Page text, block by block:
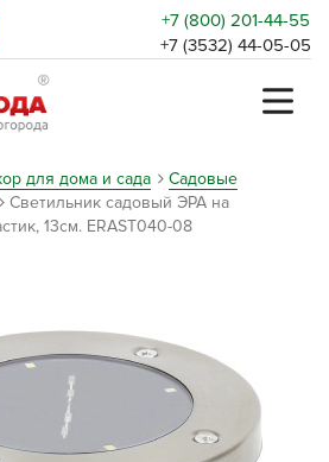
+7 (800) 201-44-55
+7 (3532) 44-05-05
для дома и сада
Садовые
Светильник садовый ЭРА на
13см. ERAST040-08